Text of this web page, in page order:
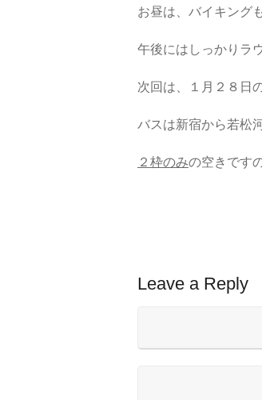
お昼は、バイキング
午後にはしっかりラ
次回は、１月２８日
バスは新宿から若松
２枠のみの空きです
Leave a Reply